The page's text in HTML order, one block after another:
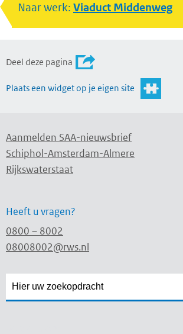
Naar werk: Viaduct Middenweg
Deel deze pagina
Plaats een widget op je eigen site
Aanmelden SAA-nieuwsbrief
Schiphol-Amsterdam-Almere
Rijkswaterstaat
Heeft u vragen?
0800 – 8002
08008002@rws.nl